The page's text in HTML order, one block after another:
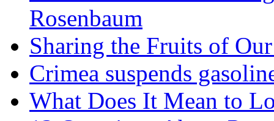
Rosenbaum
Sharing the Fruits of
Crimea suspends
What Does It Mean to